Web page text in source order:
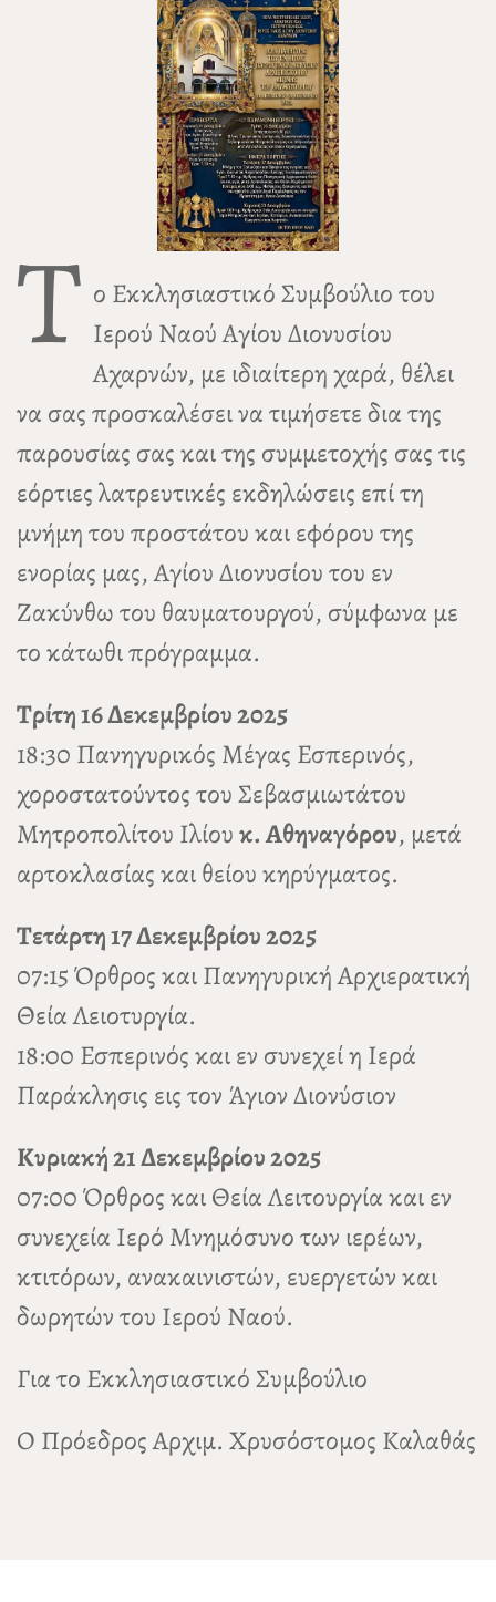
Τ ο Εκκλησιαστικό Συμβούλιο του
Ιερού Ναού Αγίου Διονυσίου
Αχαρνών, με ιδιαίτερη χαρά, θέλει
να σας προσκαλέσει να τιμήσετε δια της
παρουσίας σας και της συμμετοχής σας τις
εόρτιες λατρευτικές εκδηλώσεις επί τη
μνήμη του προστάτου και εφόρου της
ενορίας μας, Αγίου Διονυσίου του εν
Ζακύνθω του θαυματουργού, σύμφωνα με
το κάτωθι πρόγραμμα.
Τρίτη 16 Δεκεμβρίου 2025
18:30 Πανηγυρικός Μέγας Εσπερινός,
χοροστατούντος του Σεβασμιωτάτου
Μητροπολίτου Ιλίουκ. Αθηναγόρου, μετά
αρτοκλασίας και θείου κηρύγματος.
Τετάρτη 17 Δεκεμβρίου 2025
07:15 Όρθρος και Πανηγυρική Αρχιερατική
Θεία Λειοτυργία.
18:00 Εσπερινός και εν συνεχεί η Ιερά
Παράκλησις εις τον Άγιον Διονύσιον
Κυριακή 21 Δεκεμβρίου 2025
07:00 Όρθρος και Θεία Λειτουργία και εν
συνεχεία Ιερό Μνημόσυνο των ιερέων,
κτιτόρων, ανακαινιστών, ευεργετών και
δωρητών του Ιερού Ναού.
Για το Εκκλησιαστικό Συμβούλιο
Ο Πρόεδρος Αρχιμ. Χρυσόστομος Καλαθάς